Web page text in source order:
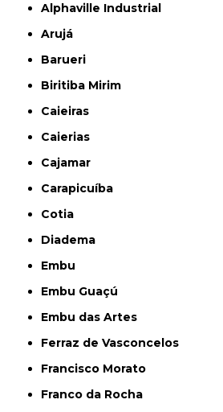
Alphaville Industrial
Arujá
Barueri
Biritiba Mirim
Caieiras
Caierias
Cajamar
Carapicuíba
Cotia
Diadema
Embu
Embu Guaçú
Embu das Artes
Ferraz de Vasconcelos
Francisco Morato
Franco da Rocha